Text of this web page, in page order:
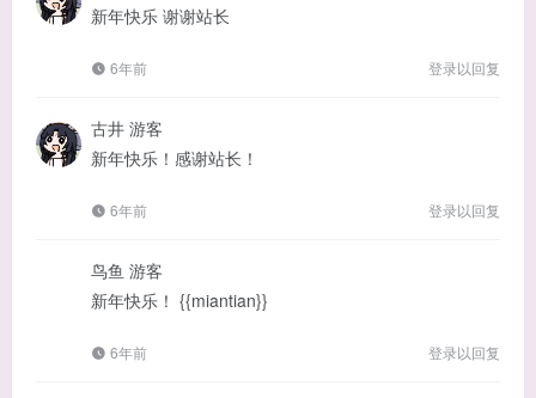
新年快乐 谢谢站长
6年前 登录以回复
古井 游客
新年快乐！感谢站长！
6年前 登录以回复
鸟鱼 游客
新年快乐！ {{miantian}}
6年前 登录以回复